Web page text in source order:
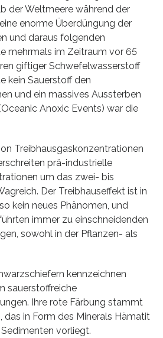
der Weltmeere während der
enorme Überdüngung der
und daraus folgenden
mehrmals im Zeitraum vor 65
giftiger Schwefelwasserstoff
kein Sauerstoff den
und ein massives Aussterben
Anoxic Events) war die
Treibhausgaskonzentrationen
prä-industrielle
um das zwei- bis
Der Treibhauseffekt ist in
kein neues Phänomen, und
immer zu einschneidenden
sowohl in der Pflanzen- als
kennzeichnen
sauerstoffreiche
Ihre rote Färbung stammt
das in Form des Minerals Hämatit
vorliegt.